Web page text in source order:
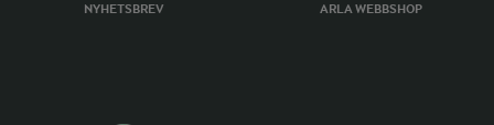
NYHETSBREV ARLA WEBBSHOP